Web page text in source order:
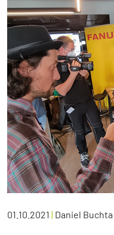
01.10.2021 | Daniel Buchta